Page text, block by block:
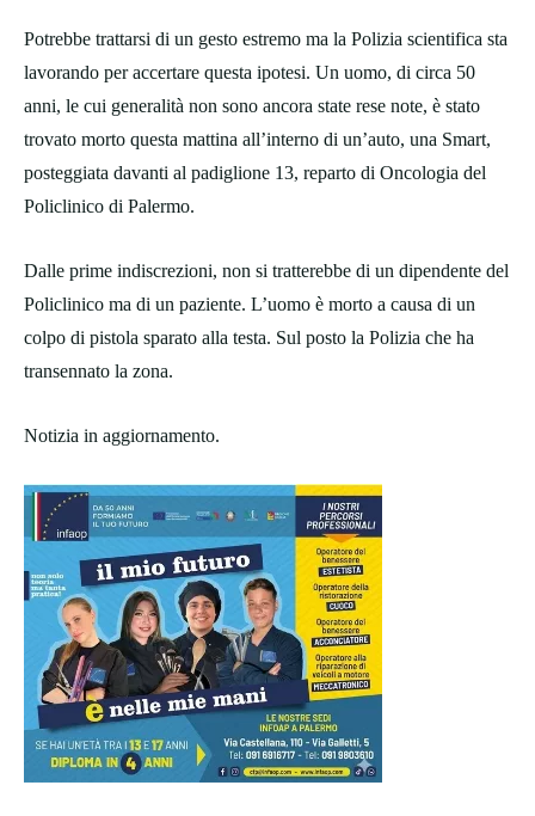
Potrebbe trattarsi di un gesto estremo ma la Polizia scientifica sta
lavorando per accertare questa ipotesi. Un uomo, di circa 50
anni, le cui generalità non sono ancora state rese note, è stato
trovato morto questa mattina all’interno di un’auto, una Smart,
posteggiata davanti al padiglione 13, reparto di Oncologia del
Policlinico di Palermo.
Dalle prime indiscrezioni, non si tratterebbe di un dipendente del
Policlinico ma di un paziente. L’uomo è morto a causa di un
colpo di pistola sparato alla testa. Sul posto la Polizia che ha
transennato la zona.
Notizia in aggiornamento.